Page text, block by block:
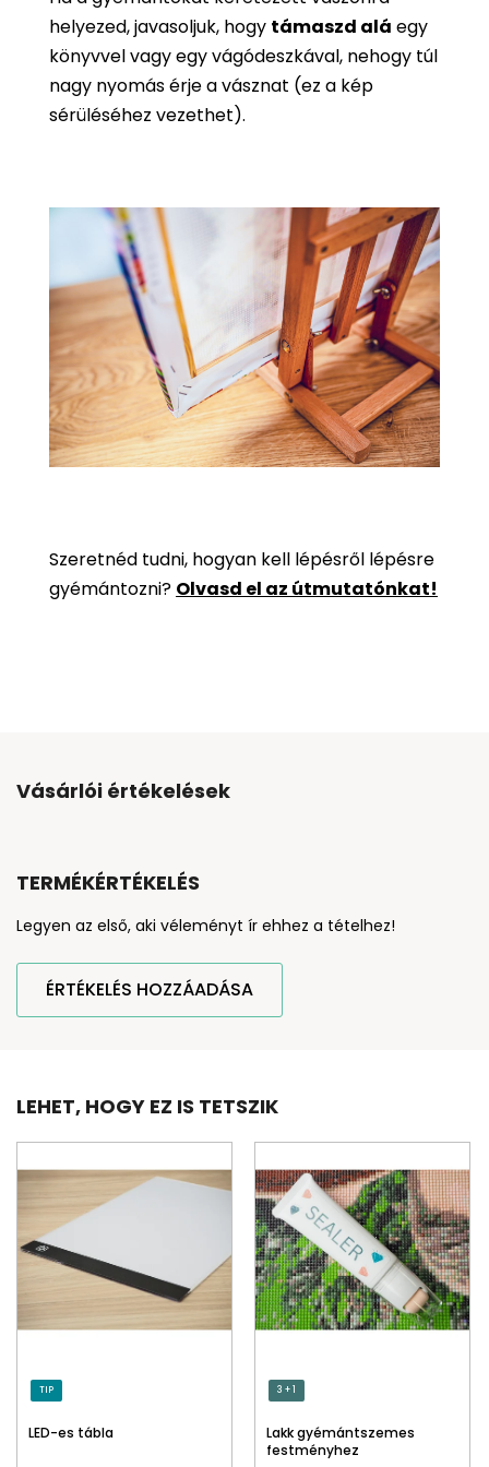
helyezed, javasoljuk, hogy támaszd alá egy
könyvvel vagy egy vágódeszkával, nehogy túl
nagy nyomás érje a vásznat (ez a kép
sérüléséhez vezethet).
Szeretnéd tudni, hogyan kell lépésről lépésre
gyémántozni? Olvasd el az útmutatónkat!
Vásárlói értékelések
TERMÉKÉRTÉKELÉS
Legyen az első, aki véleményt ír ehhez a tételhez!
ÉRTÉKELÉS HOZZÁADÁSA
LEHET, HOGY EZ IS TETSZIK
TIP
LED-es tábla
3 + 1
Lakk gyémántszemes
festményhez